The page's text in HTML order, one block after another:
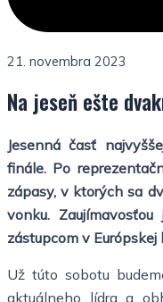
21. novembra 2023
Na jeseň ešte
Jesenná časť
finále. Po
zápasy, v ktorých sa
vonku.
zástupcom v
Už túto sobotu
aktuálneho lídra a